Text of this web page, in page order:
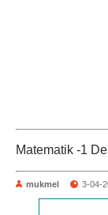
Matematik -1
mukmel 3-04-